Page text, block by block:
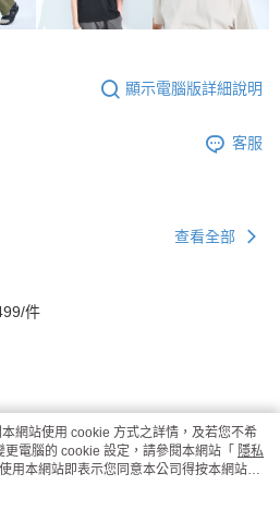
顯示電腦版詳細說明
客服
查看全部
件
網站使用 cookie 方式之詳情，及若您不希
電腦的 cookie 設定，請參閱本網站「 隱私
用本網站即表示您同意本公司得按本網站使